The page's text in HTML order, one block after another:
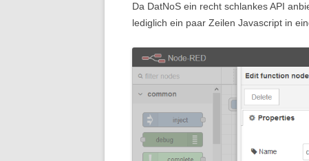
Da DatNoS ein recht schlankes API
lediglich ein paar Zeilen Javascript in